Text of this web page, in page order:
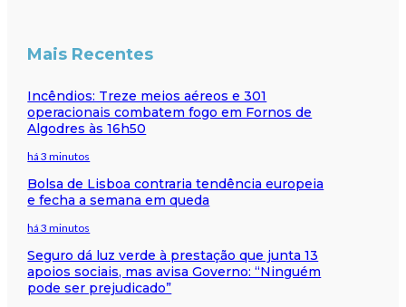
Mais Recentes
Incêndios: Treze meios aéreos e 301
operacionais combatem fogo em Fornos de
Algodres às 16h50
há 3 minutos
Bolsa de Lisboa contraria tendência europeia
e fecha a semana em queda
há 3 minutos
Seguro dá luz verde à prestação que junta 13
apoios sociais, mas avisa Governo: “Ninguém
pode ser prejudicado”